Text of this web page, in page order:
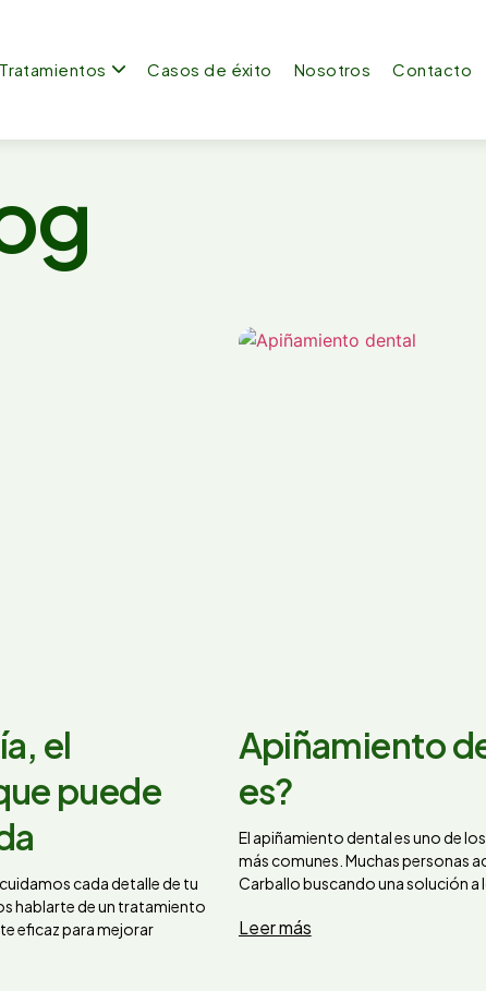
Tratamientos Casos de éxito Nosotros Contacto
el
puede
cada detalle de tu
hablarte de un tratamiento
eficaz para mejorar
Apiñamiento
es?
El apiñamiento dental es uno de
más comunes. Muchas personas
Carballo buscando una solución a
Leer más